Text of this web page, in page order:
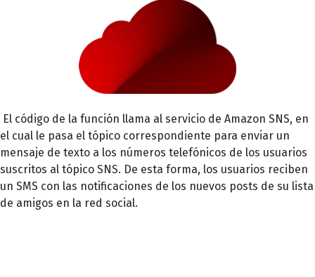
El código de la función llama al servicio de Amazon SNS, en
el cual le pasa el tópico correspondiente para enviar un
mensaje de texto a los números telefónicos de los usuarios
suscritos al tópico SNS. De esta forma, los usuarios reciben
un SMS con las notificaciones de los nuevos posts de su lista
de amigos en la red social.